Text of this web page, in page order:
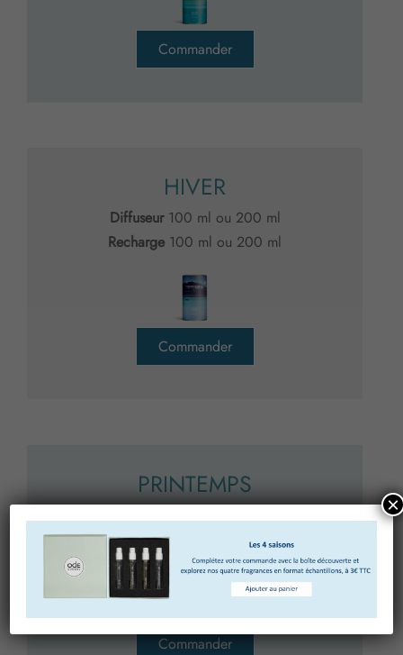
Commander
HIVER
Diffuseur100 ml ou 200 ml
Recharge 100 ml ou 200 ml
Commander
PRINTEMPS
Recharge100 ml ou 200 ml
Commander
×